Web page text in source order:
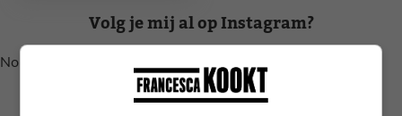
Volg je mij al op Instagram?
No posts found.